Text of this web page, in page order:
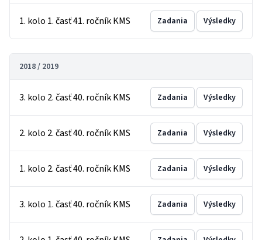
1. kolo 1. časť 41. ročník KMS Zadania Výsledky
2018 / 2019
3. kolo 2. časť 40. ročník KMS Zadania Výsledky
2. kolo 2. časť 40. ročník KMS Zadania Výsledky
1. kolo 2. časť 40. ročník KMS Zadania Výsledky
3. kolo 1. časť 40. ročník KMS Zadania Výsledky